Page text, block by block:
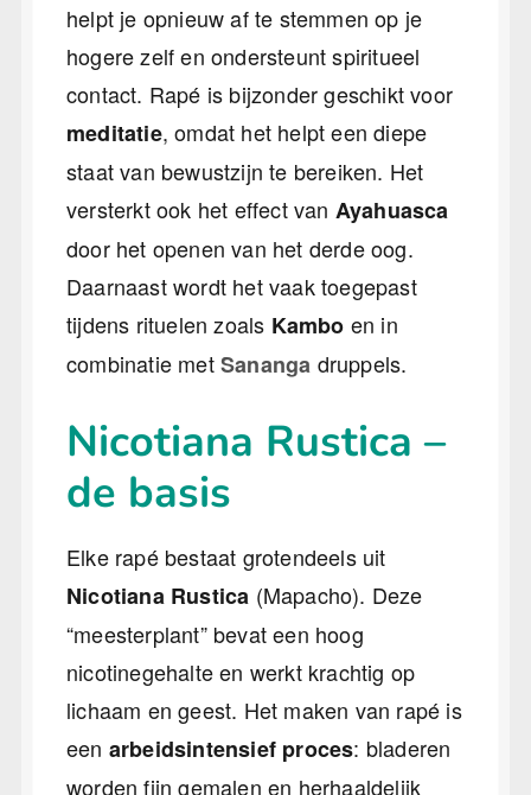
helpt je opnieuw af te stemmen op je
hogere zelf en ondersteunt spiritueel
contact. Rapé is bijzonder geschikt voor
meditatie, omdat het helpt een diepe
staat van bewustzijn te bereiken. Het
versterkt ook het effect van Ayahuasca
door het openen van het derde oog.
Daarnaast wordt het vaak toegepast
tijdens rituelen zoals Kambo en in
combinatie metSananga druppels.
Nicotiana Rustica –
de basis
Elke rapé bestaat grotendeels uit
Nicotiana Rustica (Mapacho). Deze
“meesterplant” bevat een hoog
nicotinegehalte en werkt krachtig op
lichaam en geest. Het maken van rapé is
een arbeidsintensief proces: bladeren
worden fijn gemalen en herhaaldelijk